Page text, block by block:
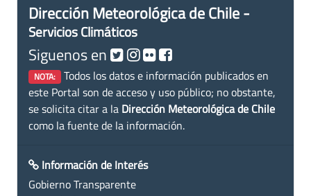
Dirección Meteorológica de Chile -
Servicios Climáticos
Siguenos en
NOTA: Todos los datos e información publicados en
este Portal son de acceso y uso público; no obstante,
se solicita citar a la Dirección Meteorológica de Chile
como la fuente de la información.
Información de Interés
Gobierno Transparente